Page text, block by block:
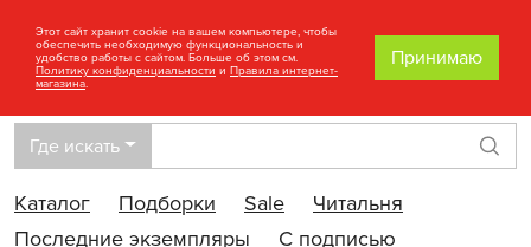
Где искать
Каталог
Подборки Sale
Читальня
Последние экземпляры
С подписью
Этот сайт хранит cookie на вашем компьютере, чтобы
обеспечить необходимую функциональность и
удобство работы с сайтом. Больше об этом см.
Политику конфиденциальности и Правила интернет-
магазина.
Принимаю